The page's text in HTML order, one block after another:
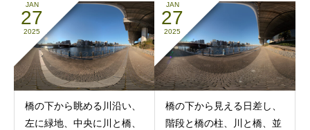
JAN
27
2025
橋の下から眺める川沿い、
左に緑地、中央に川と橋、
JAN
27
2025
橋の下から見える日差し、
階段と橋の柱、川と橋、並